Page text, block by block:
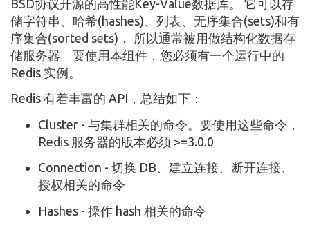
BSD协议开源的高性能Key-Value数据库。 它可以存
储字符串、哈希(hashes)、列表、无序集合(sets)和有
序集合(sorted sets)， 所以通常被用做结构化数据存
储服务器。要使用本组件，您必须有一个运行中的
Redis 实例。
Redis 有着丰富的 API，总结如下：
Cluster - 与集群相关的命令。要使用这些命令，
Redis 服务器的版本必须 >=3.0.0
Connection - 切换 DB、建立连接、断开连接、
授权相关的命令
Hashes - 操作 hash 相关的命令